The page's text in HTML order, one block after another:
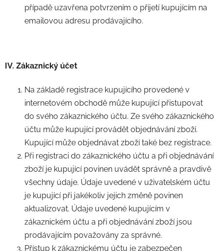
případě uzavřena potvrzením o přijetí kupujícím na
emailovou adresu prodávajícího.
IV. Zákaznický účet
Na základě registrace kupujícího provedené v
internetovém obchodě může kupující přistupovat
do svého zákaznického účtu. Ze svého zákaznického
účtu může kupující provádět objednávání zboží.
Kupující může objednávat zboží také bez registrace.
Při registraci do zákaznického účtu a při objednávání
zboží je kupující povinen uvádět správně a pravdivě
všechny údaje. Údaje uvedené v uživatelském účtu
je kupující při jakékoliv jejich změně povinen
aktualizovat. Údaje uvedené kupujícím v
zákaznickém účtu a při objednávání zboží jsou
prodávajícím považovány za správné.
Přístup k zákaznickému účtu je zabezpečen